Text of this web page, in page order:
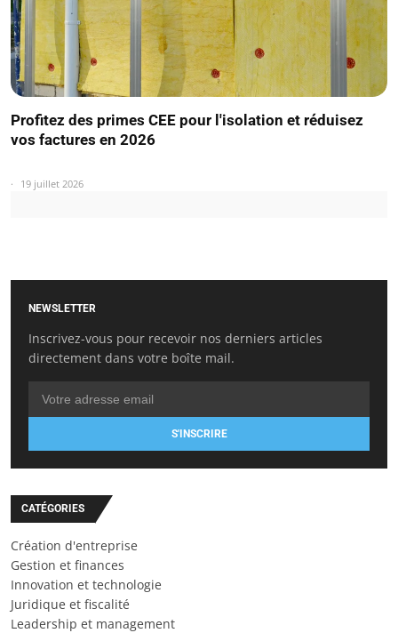
Profitez des primes CEE pour l'isolation et réduisez
vos factures en 2026
19 juillet 2026
NEWSLETTER
Inscrivez-vous pour recevoir nos derniers articles
directement dans votre boîte mail.
S'INSCRIRE
CATÉGORIES
Création d'entreprise
Gestion et finances
Innovation et technologie
Juridique et fiscalité
Leadership et management